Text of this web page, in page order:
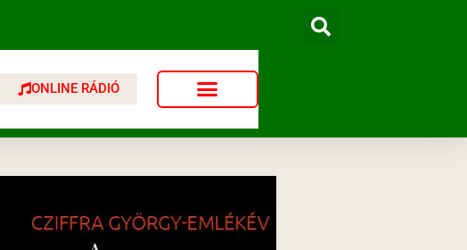
ONLINE RÁDIÓ